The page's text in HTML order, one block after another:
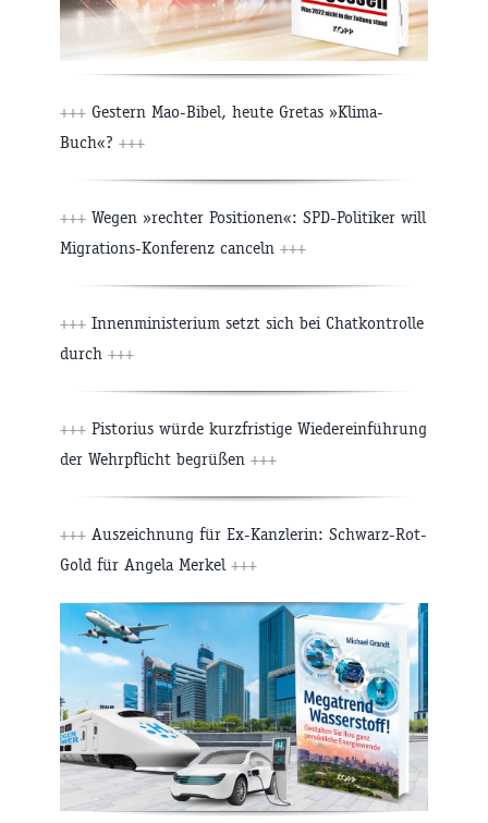
+++ Gestern Mao-Bibel, heute Gretas »Klima-
Buch«? +++
+++ Wegen »rechter Positionen«: SPD-Politiker will
Migrations-Konferenz canceln +++
+++ Innenministerium setzt sich bei Chatkontrolle
durch +++
+++ Pistorius würde kurzfristige Wiedereinführung
der Wehrpflicht begrüßen +++
+++ Auszeichnung für Ex-Kanzlerin: Schwarz-Rot-
Gold für Angela Merkel +++